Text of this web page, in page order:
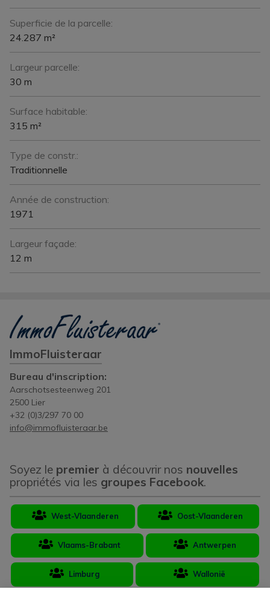
Superficie de la parcelle:
24.287 m²
Largeur parcelle:
30 m
Surface habitable:
315 m²
Type de constr.:
Traditionnelle
Année de construction:
1971
Largeur façade:
12 m
ImmoFluisteraar
Bureau d'inscription:
Aarschotsesteenweg 201
2500 Lier
+32 (0)3/297 70 00
info@immofluisteraar.be
Soyez le premier à découvrir nos nouvelles
propriétés via les groupes Facebook.
West-Vlaanderen Oost-Vlaanderen
Vlaams-Brabant Antwerpen
Limburg Wallonië